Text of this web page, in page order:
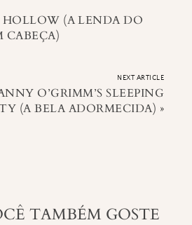
HOLLOW (A LENDA DO
CABEÇA)
NEXT ARTICLE
O’GRIMM’S SLEEPING
(A BELA ADORMECIDA) »
TAMBÉM GOSTE